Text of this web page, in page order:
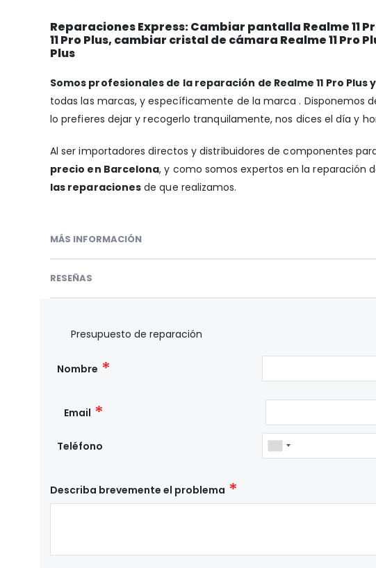
Reparaciones Express: Cambiar pantalla Realme 11
11 Pro Plus, cambiar cristal de cámara Realme 11 Pro
Plus
Somos profesionales de la reparación de Realme 11 Pro Plus
todas las marcas, y específicamente de la marca . Disponemos
lo prefieres dejar y recogerlo tranquilamente, nos dices el día y
Al ser importadores directos y distribuidores de componentes
precio en Barcelona, y como somos expertos en la reparación
las reparaciones de que realizamos.
MÁS INFORMACIÓN
RESEÑAS
Presupuesto de reparación
Nombre
Email
Teléfono
Describa brevemente el problema